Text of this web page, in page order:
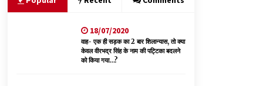
भ्रष्टाचार से अर्जित संपत्ति जब्त कर गरीबों में बांटेगी
हिमाचल सरकार -CM
06/08/2026
18/07/2020
वाह- एक ही सड़क का 2 बार शिलान्यास, तो क्या
केवल वीरभद्र सिंह के नाम की पट्टिका बदलने
को किया गया…?